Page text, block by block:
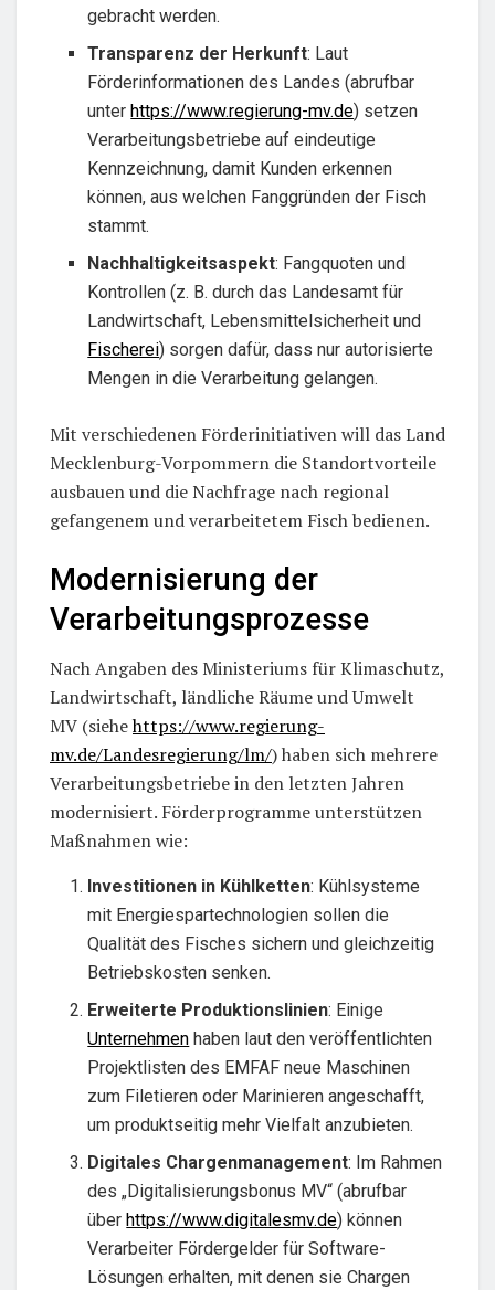
gebracht werden.
Transparenz der Herkunft: Laut
Förderinformationen des Landes (abrufbar
unterhttps://www.regierung-mv.de) setzen
Verarbeitungsbetriebe auf eindeutige
Kennzeichnung, damit Kunden erkennen
können, aus welchen Fanggründen der Fisch
stammt.
Nachhaltigkeitsaspekt: Fangquoten und
Kontrollen (z. B. durch das Landesamt für
Landwirtschaft, Lebensmittelsicherheit und
Fischerei) sorgen dafür, dass nur autorisierte
Mengen in die Verarbeitung gelangen.
Mit verschiedenen Förderinitiativen will das Land
Mecklenburg-Vorpommern die Standortvorteile
ausbauen und die Nachfrage nach regional
gefangenem und verarbeitetem Fisch bedienen.
Modernisierung der
Verarbeitungsprozesse
Nach Angaben des Ministeriums für Klimaschutz,
Landwirtschaft, ländliche Räume und Umwelt
MV (siehehttps://www.regierung-
mv.de/Landesregierung/lm/) haben sich mehrere
Verarbeitungsbetriebe in den letzten Jahren
modernisiert. Förderprogramme unterstützen
Maßnahmen wie:
Investitionen in Kühlketten: Kühlsysteme
mit Energiespartechnologien sollen die
Qualität des Fisches sichern und gleichzeitig
Betriebskosten senken.
Erweiterte Produktionslinien: Einige
Unternehmen haben laut den veröffentlichten
Projektlisten des EMFAF neue Maschinen
zum Filetieren oder Marinieren angeschafft,
um produktseitig mehr Vielfalt anzubieten.
Digitales Chargenmanagement: Im Rahmen
des „Digitalisierungsbonus MV“ (abrufbar
über https://www.digitalesmv.de) können
Verarbeiter Fördergelder für Software-
Lösungen erhalten, mit denen sie Chargen